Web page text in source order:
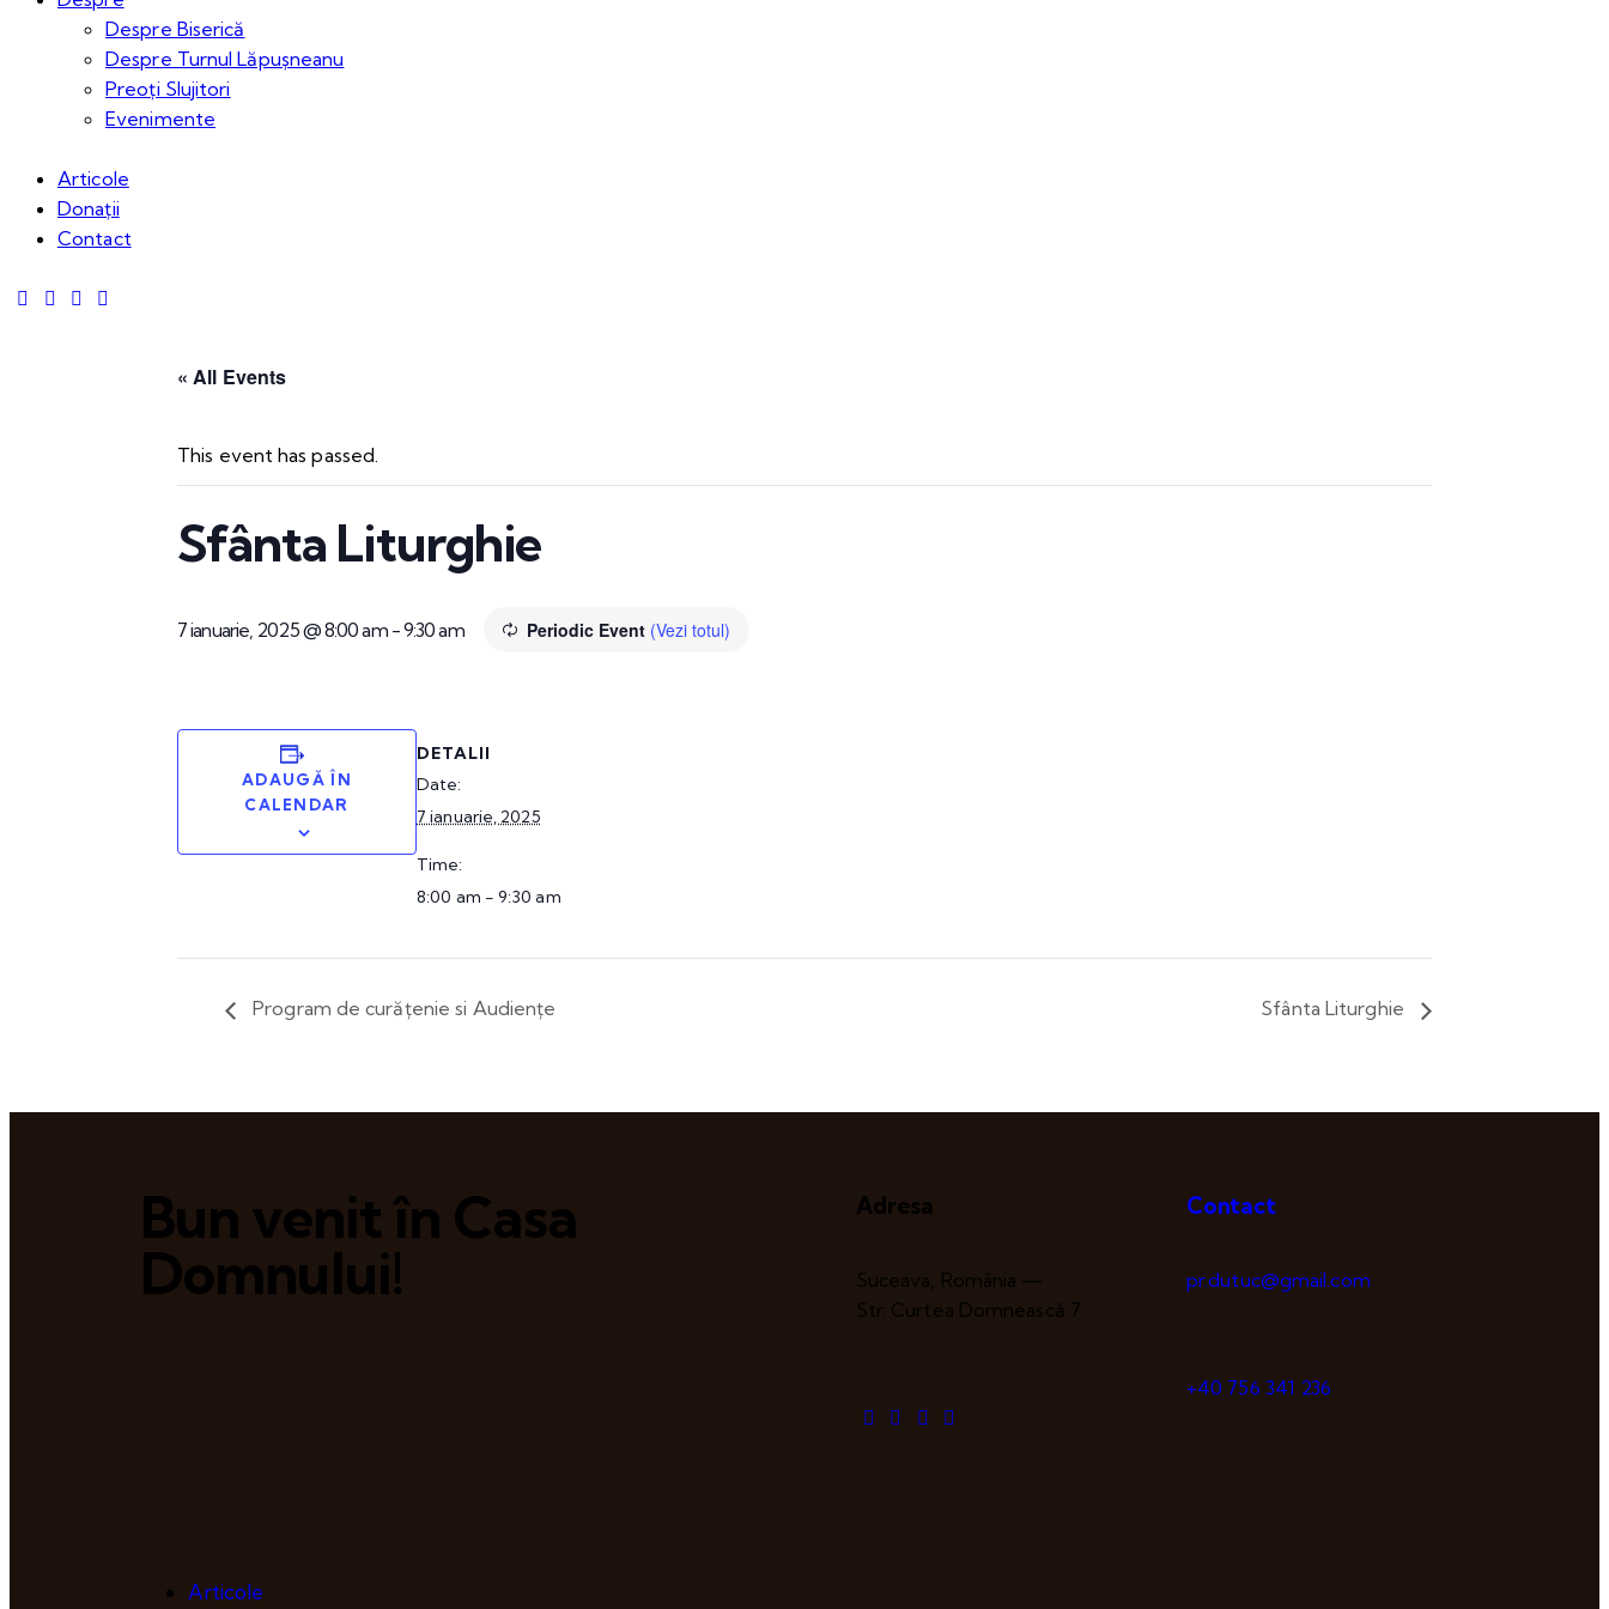
Despre Biserică
Despre Turnul Lăpușneanu
Preoți Slujitori
Evenimente
Articole
Donații
Contact
« All Events
This event has passed.
Sfânta Liturghie
7 ianuarie, 2025 @ 8:00 am-9:30 am Periodic Event (Vezi totul)
ADAUGĂ ÎN
CALENDAR
DETALII
Date:
7 ianuarie, 2025
Time:
8:00 am - 9:30 am
Program de curățenie si Audiențe Sfânta Liturghie
Bun venit în Casa
Domnului!
Adresa
Suceava, România —
Str. Curtea Domnească 7
Contact
pr.dutuc@gmail.com
+40 756 341 236
Articole